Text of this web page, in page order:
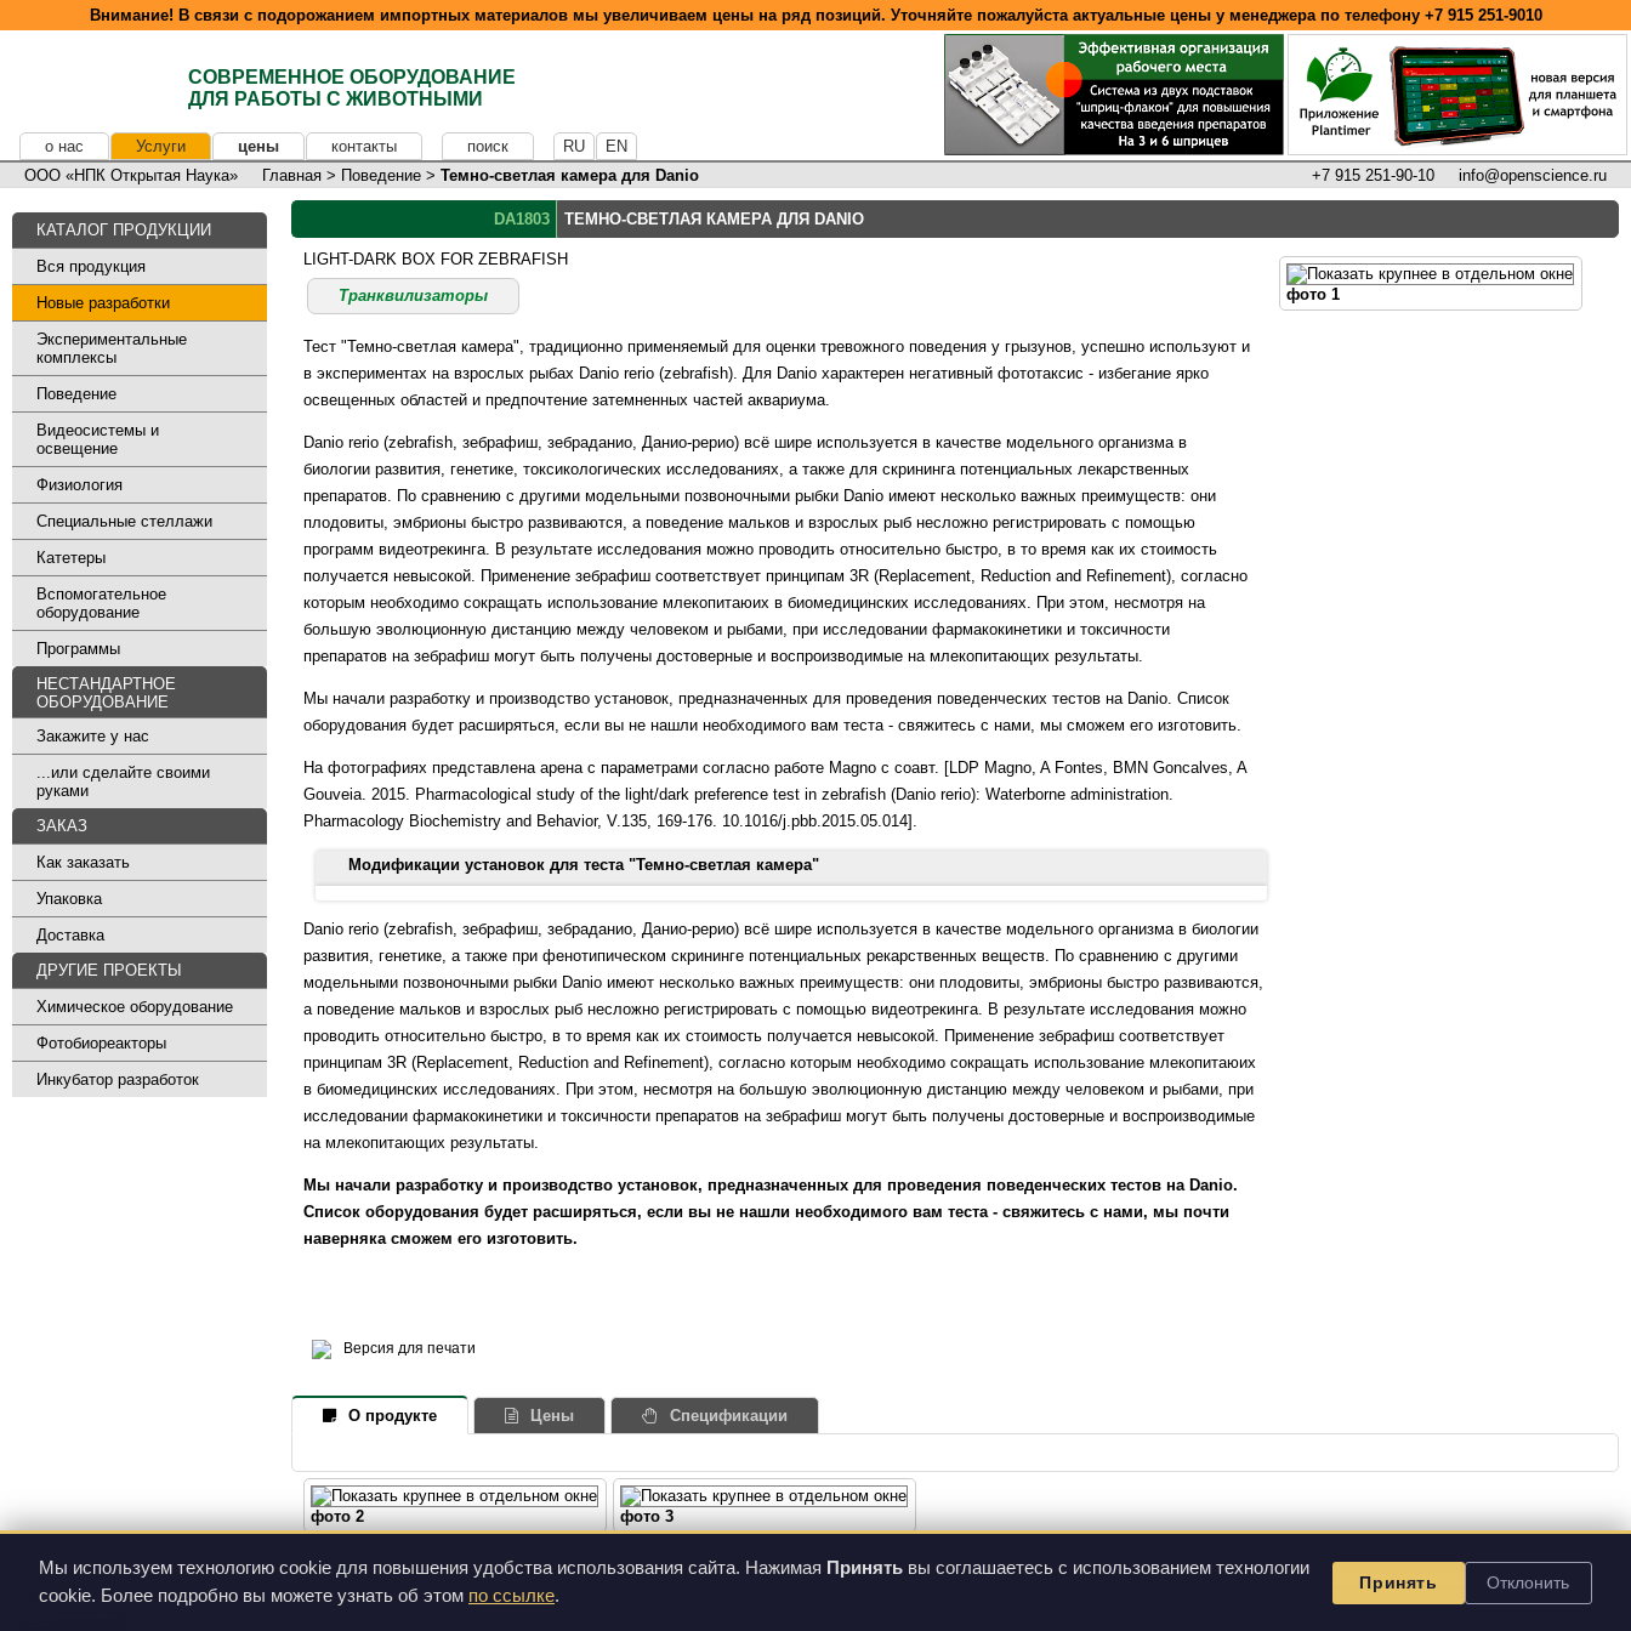
Мы используем технологию cookie для повышения удобства использования сайта. Нажимая Принять вы соглашаетесь с использованием технологии
cookie. Более подробно вы можете узнать об этом по ссылке.
Принять Отклонить
Внимание! В связи с подорожанием импортных материалов мы увеличиваем цены на ряд позиций. Уточняйте пожалуйста актуальные цены у менеджера по телефону +7 915 251-9010
СОВРЕМЕННОЕ ОБОРУДОВАНИЕ
ДЛЯ РАБОТЫ С ЖИВОТНЫМИ
о нас Услуги цены контакты поиск RU
EN
info@openscience.ru
+7 915 251-90-10
ООО «НПК Открытая Наука» Главная > Поведение > Темно-светлая камера для Danio
КАТАЛОГ ПРОДУКЦИИ
Вся продукция
Новые разработки
Экспериментальные
комплексы
Поведение
Видеосистемы и
освещение
Физиология
Специальные стеллажи
Катетеры
Вспомогательное
оборудование
Программы
НЕСТАНДАРТНОЕ
ОБОРУДОВАНИЕ
Закажите у нас
...или сделайте своими
руками
ЗАКАЗ
Как заказать
Упаковка
Доставка
ДРУГИЕ ПРОЕКТЫ
Химическое оборудование
Фотобиореакторы
Инкубатор разработок
DA1803 ТЕМНО-СВЕТЛАЯ КАМЕРА ДЛЯ DANIO
LIGHT-DARK BOX FOR ZEBRAFISH
Транквилизаторы
Тест "Темно-светлая камера", традиционно применяемый для оценки тревожного поведения у грызунов, успешно используют и
в экспериментах на взрослых рыбах Danio rerio (zebrafish). Для Danio характерен негативный фототаксис - избегание ярко
освещенных областей и предпочтение затемненных частей аквариума.
Danio rerio (zebrafish, зебрафиш, зебраданио, Данио-рерио) всё шире используется в качестве модельного организма в
биологии развития, генетике, токсикологических исследованиях, а также для скрининга потенциальных лекарственных
препаратов. По сравнению с другими модельными позвоночными рыбки Danio имеют несколько важных преимуществ: они
плодовиты, эмбрионы быстро развиваются, а поведение мальков и взрослых рыб несложно регистрировать с помощью
программ видеотрекинга. В результате исследования можно проводить относительно быстро, в то время как их стоимость
получается невысокой. Применение зебрафиш соответствует принципам 3R (Replacement, Reduction and Refinement), согласно
которым необходимо сокращать использование млекопитаюих в биомедицинских исследованиях. При этом, несмотря на
большую эволюционную дистанцию между человеком и рыбами, при исследовании фармакокинетики и токсичности
препаратов на зебрафиш могут быть получены достоверные и воспроизводимые на млекопитающих результаты.
Мы начали разработку и производство установок, предназначенных для проведения поведенческих тестов на Danio. Список
оборудования будет расширяться, если вы не нашли необходимого вам теста - свяжитесь с нами, мы сможем его изготовить.
На фотографиях представлена арена с параметрами согласно работе Magno с соавт. [LDP Magno, A Fontes, BMN Goncalves, A
Gouveia. 2015. Pharmacological study of the light/dark preference test in zebrafish (Danio rerio): Waterborne administration.
Pharmacology Biochemistry and Behavior, V.135, 169-176. 10.1016/j.pbb.2015.05.014].
Модификации установок для теста "Темно-светлая камера"
rerio): relevance for stress research. Behav Brain Res. 214(2):332-42. doi: 10.1016/j.bbr.2010.06.001.
Stewart A. et al. 2011. Neurophenotyping of Adult Zebrafish Using the Light/Dark Box Paradigm. In: Kalueff A., Cachat J. (eds)
Zebrafish Neurobehavioral Protocols. Neuromethods, vol 51. Humana Press
Mansur Bde M, Dos Santos BR, Dias CA, Pinheiro Mde S, Gouveia A Jr. 2014. Effects of the number of subjects on the dark/light
preference of Zebrafish (Danio rerio). Zebrafish. 11(6):560-6. doi: 10.1089/zeb.2014.0977.
Danio rerio (zebrafish, зебрафиш, зебраданио, Данио-рерио) всё шире используется в качестве модельного организма в биологии
развития, генетике, а также при фенотипическом скрининге потенциальных рекарственных веществ. По сравнению с другими
модельными позвоночными рыбки Danio имеют несколько важных преимуществ: они плодовиты, эмбрионы быстро развиваются,
а поведение мальков и взрослых рыб несложно регистрировать с помощью видеотрекинга. В результате исследования можно
проводить относительно быстро, в то время как их стоимость получается невысокой. Применение зебрафиш соответствует
принципам 3R (Replacement, Reduction and Refinement), согласно которым необходимо сокращать использование млекопитаюих
в биомедицинских исследованиях. При этом, несмотря на большую эволюционную дистанцию между человеком и рыбами, при
исследовании фармакокинетики и токсичности препаратов на зебрафиш могут быть получены достоверные и воспроизводимые
на млекопитающих результаты.
Мы начали разработку и производство установок, предназначенных для проведения поведенческих тестов на Danio.
Список оборудования будет расширяться, если вы не нашли необходимого вам теста - свяжитесь с нами, мы почти
наверняка сможем его изготовить.
Версия для печати
фото 1
О продукте Цены Спецификации
фото 2 фото 3
СТАТЬИ И КНИГИ
Все фотографии и видеозаписи, размещенные на этом сайте, доступны по лицензии